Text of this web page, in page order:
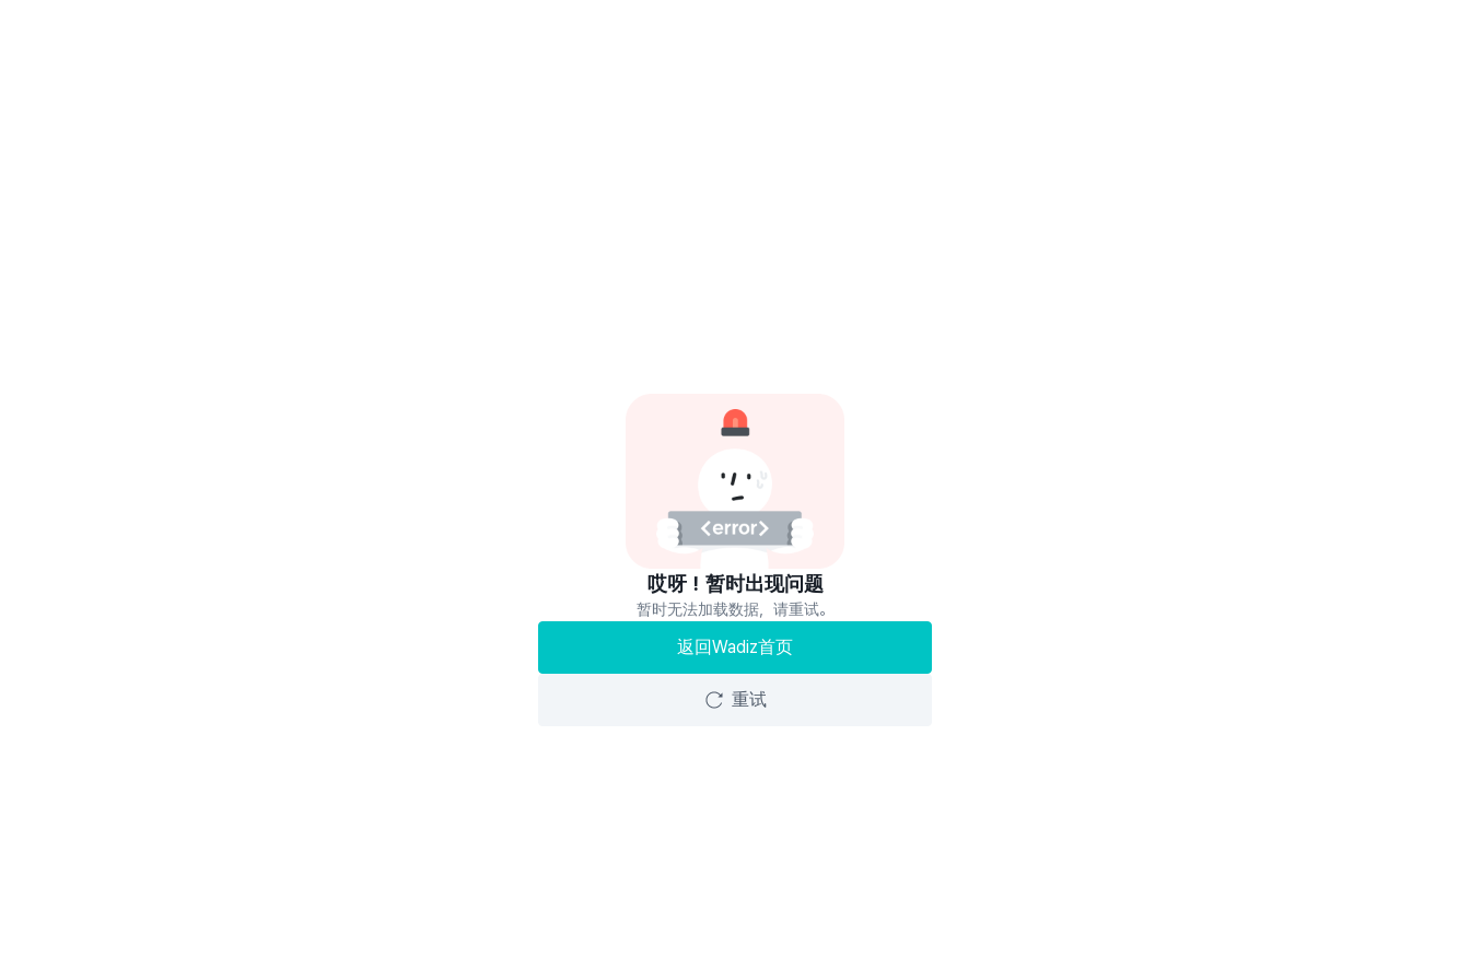
哎呀！暂时出现问题
暂时无法加载数据，请重试。
返回Wadiz首页
重试